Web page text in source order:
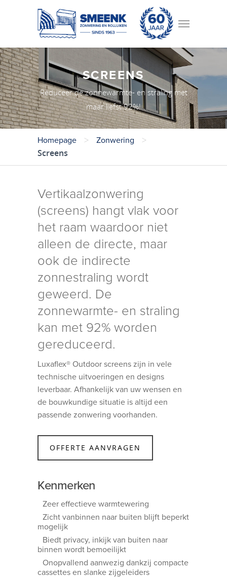
SCREENS
Reduceer de zonnewarmte- en straling met
maar liefst 92%!
Homepage > Zonwering
>
Screens
Vertikaalzonwering
(screens) hangt vlak voor
het raam waardoor niet
alleen de directe, maar
ook de indirecte
zonnestraling wordt
geweerd. De
zonnewarmte- en straling
kan met 92% worden
gereduceerd.
Luxaflex® Outdoor screens zijn in vele
technische uitvoeringen en designs
leverbaar. Afhankelijk van uw wensen en
de bouwkundige situatie is altijd een
passende zonwering voorhanden.
OFFERTE AANVRAGEN
Kenmerken
Zeer effectieve warmtewering
Zicht vanbinnen naar buiten blijft beperkt
mogelijk
Biedt privacy, inkijk van buiten naar
binnen wordt bemoeilijkt
Onopvallend aanwezig dankzij compacte
cassettes en slanke zijgeleiders